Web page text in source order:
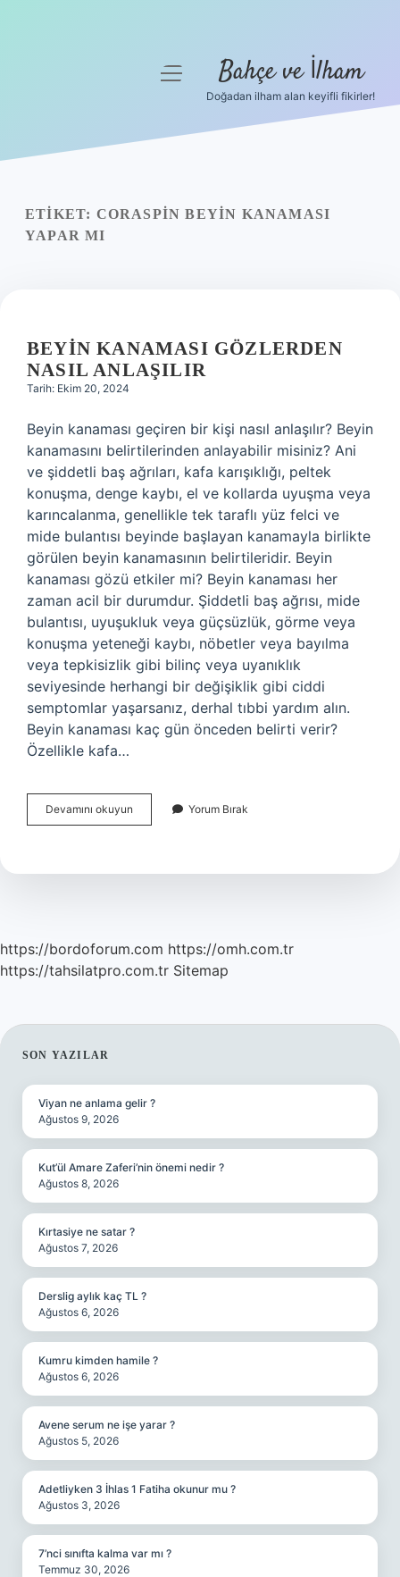
Yasal Uyarı
menüyü
Bahçe ve İlham
Doğadan ilham alan keyifli fikirler!
ETIKET: CORASPIN BEYIN KANAMASI
YAPAR MI
BEYIN KANAMASI GÖZLERDEN
NASIL ANLAŞILIR
Tarih: Ekim 20, 2024
Beyin kanaması geçiren bir kişi nasıl anlaşılır? Beyin
kanamasını belirtilerinden anlayabilir misiniz? Ani
ve şiddetli baş ağrıları, kafa karışıklığı, peltek
konuşma, denge kaybı, el ve kollarda uyuşma veya
karıncalanma, genellikle tek taraflı yüz felci ve
mide bulantısı beyinde başlayan kanamayla birlikte
görülen beyin kanamasının belirtileridir. Beyin
kanaması gözü etkiler mi? Beyin kanaması her
zaman acil bir durumdur. Şiddetli baş ağrısı, mide
bulantısı, uyuşukluk veya güçsüzlük, görme veya
konuşma yeteneği kaybı, nöbetler veya bayılma
veya tepkisizlik gibi bilinç veya uyanıklık
seviyesinde herhangi bir değişiklik gibi ciddi
semptomlar yaşarsanız, derhal tıbbi yardım alın.
Beyin kanaması kaç gün önceden belirti verir?
Özellikle kafa…
Devamını okuyun
Kanaması
Anlaşılır
Yorum Bırak
https://bordoforum.com https://omh.com.tr
https://tahsilatpro.com.tr Sitemap
SIDEBAR
SON YAZILAR
Viyan ne anlama gelir ?
Ağustos 9, 2026
Kut’ül Amare Zaferi’nin önemi nedir ?
Ağustos 8, 2026
Kırtasiye ne satar ?
Ağustos 7, 2026
Derslig aylık kaç TL ?
Ağustos 6, 2026
Kumru kimden hamile ?
Ağustos 6, 2026
Avene serum ne işe yarar ?
Ağustos 5, 2026
Adetliyken 3 İhlas 1 Fatiha okunur mu ?
Ağustos 3, 2026
7’nci sınıfta kalma var mı ?
Temmuz 30, 2026